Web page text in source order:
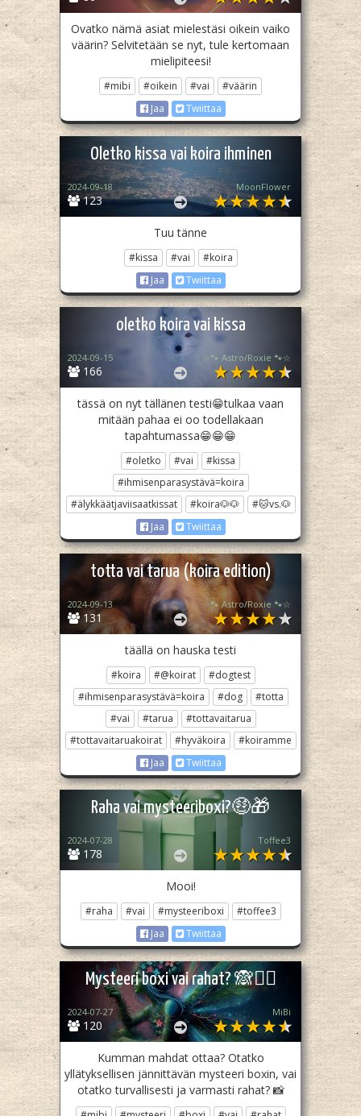
Ovatko nämä asiat mielestäsi oikein vaiko
väärin? Selvitetään se nyt, tule kertomaan
mielipiteesi!
#mibi #oikein #vai
#väärin
Jaa
Twiittaa
Oletko kissa vai koira ihminen
123
2024-09-18 MoonFlower
Tuu tänne
#kissa #vai
#koira
Jaa
Twiittaa
oletko koira vai kissa
166
2024-09-15 ☆🐾 Astro/Roxie 🐾☆
tässä on nyt tällänen testi😁tulkaa vaan
mitään pahaa ei oo todellakaan
tapahtumassa😁😁😁
#oletko #vai
#kissa
#ihmisenparasystävä=koira
#älykkäätjaviisaatkissat
#koira🐶🐶
#🐱vs.🐶
Jaa
Twiittaa
totta vai tarua (koira edition)
131
2024-09-13 ☆🐾 Astro/Roxie 🐾☆
täällä on hauska testi
#koira #@koirat
#dogtest
#ihmisenparasystävä=koira
#dog
#totta
#vai
#tarua
#tottavaitarua
#tottavaitaruakoirat
#hyväkoira
#koiramme
Jaa
Twiittaa
Raha vai mysteeriboxi?🤑🎁
178
2024-07-28 Toffee3
Mooi!
#raha #vai #mysteeriboxi
#toffee3
Jaa
Twiittaa
Mysteeri boxi vai rahat? 🙈🕵️‍♀️
120
2024-07-27 MiBi
Kumman mahdat ottaa? Otatko
yllätyksellisen jännittävän mysteeri boxin, vai
otatko turvallisesti ja varmasti rahat? 📸